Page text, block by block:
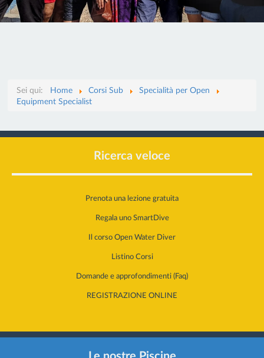
Sei qui: Home Corsi Sub
Specialità per Open
Equipment Specialist
Ricerca veloce
Prenota una lezione gratuita
Regala uno SmartDive
Il corso Open Water Diver
Listino Corsi
Domande e approfondimenti (Faq)
REGISTRAZIONE ONLINE
Le nostre Piscine